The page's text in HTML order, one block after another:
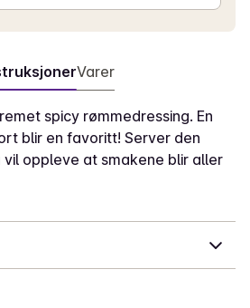
Varer
spicy rømmedressing. En
blir en favoritt! Server den
oppleve at smakene blir aller